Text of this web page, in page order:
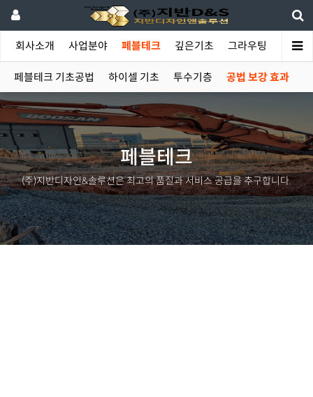
회사소개 사업분야 페블테크 깊은기초 그라우팅 시공
페블테크 기초공법 하이셀 기초 투수기층 공법 보강 효과
페블테크
(주)지반디자인&솔루션은 최고의 품질과 서비스 공급을 추구합니다.